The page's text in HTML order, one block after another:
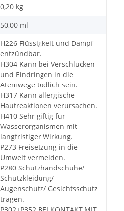
0,20 kg
50,00 ml
H226 Flüssigkeit und Dampf
entzündbar.
H304 Kann bei Verschlucken
und Eindringen in die
Atemwege tödlich sein.
H317 Kann allergische
Hautreaktionen verursachen.
H410 Sehr giftig für
Wasserorganismen mit
langfristiger Wirkung.
P273 Freisetzung in die
Umwelt vermeiden.
P280 Schutzhandschuhe/
Schutzkleidung/
Augenschutz/ Gesichtsschutz
tragen.